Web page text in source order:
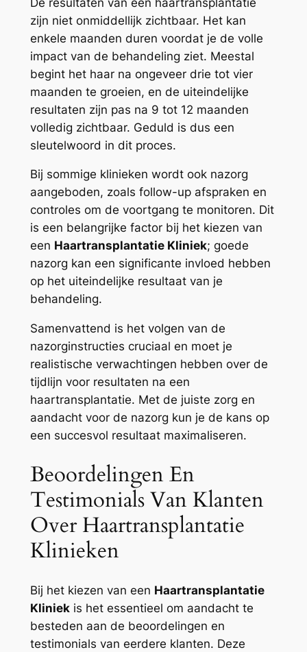
zijn niet onmiddellijk zichtbaar. Het kan
enkele maanden duren voordat je de volle
impact van de behandeling ziet. Meestal
begint het haar na ongeveer drie tot vier
maanden te groeien, en de uiteindelijke
resultaten zijn pas na 9 tot 12 maanden
volledig zichtbaar. Geduld is dus een
sleutelwoord in dit proces.
Bij sommige klinieken wordt ook nazorg
aangeboden, zoals follow-up afspraken en
controles om de voortgang te monitoren. Dit
is een belangrijke factor bij het kiezen van
een Haartransplantatie Kliniek; goede
nazorg kan een significante invloed hebben
op het uiteindelijke resultaat van je
behandeling.
Samenvattend is het volgen van de
nazorginstructies cruciaal en moet je
realistische verwachtingen hebben over de
tijdlijn voor resultaten na een
haartransplantatie. Met de juiste zorg en
aandacht voor de nazorg kun je de kans op
een succesvol resultaat maximaliseren.
Beoordelingen En
Testimonials Van Klanten
Over Haartransplantatie
Klinieken
Bij het kiezen van een Haartransplantatie
Kliniekis het essentieel om aandacht te
besteden aan de beoordelingen en
testimonials van eerdere klanten. Deze